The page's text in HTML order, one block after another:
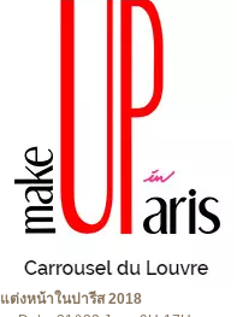
แต่งหน้าในปารีส 2018